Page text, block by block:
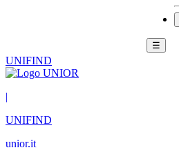
☰
UNIFIND
|
UNIFIND
unior.it